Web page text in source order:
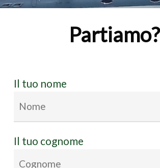
Partiamo?
Il tuo nome
Il tuo cognome